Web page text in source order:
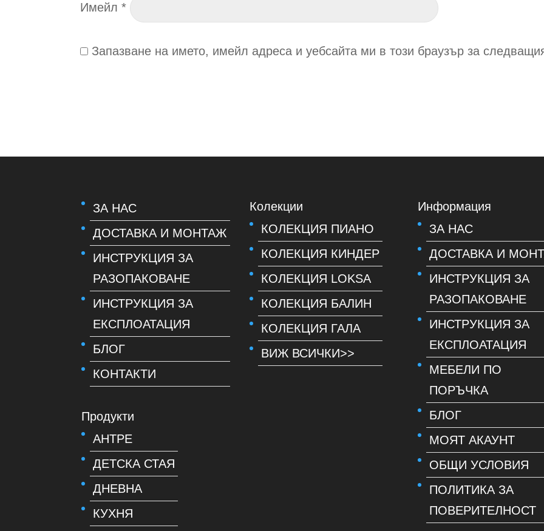
Имейл *
Запазване на името, имейл адреса и уебсайта ми в този браузър за
ЗА НАС
ДОСТАВКА И МОНТАЖ
ИНСТРУКЦИЯ ЗА
РАЗОПАКОВАНЕ
ИНСТРУКЦИЯ ЗА
ЕКСПЛОАТАЦИЯ
БЛОГ
КОНТАКТИ
Продукти
АНТРЕ
ДЕТСКА СТАЯ
ДНЕВНА
КУХНЯ
Колекции
КОЛЕКЦИЯ ПИАНО
КОЛЕКЦИЯ КИНДЕР
КОЛЕКЦИЯ LOKSA
КОЛЕКЦИЯ БАЛИН
КОЛЕКЦИЯ ГАЛА
ВИЖ ВСИЧКИ>>
Информация
ЗА НАС
ДОСТАВКА И
ИНСТРУКЦИЯ ЗА
РАЗОПАКОВАНЕ
ИНСТРУКЦИЯ ЗА
ЕКСПЛОАТАЦИЯ
МЕБЕЛИ ПО
ПОРЪЧКА
БЛОГ
МОЯТ АКАУНТ
ОБЩИ УСЛОВИЯ
ПОЛИТИКА ЗА
ПОВЕРИТЕЛНОСТ